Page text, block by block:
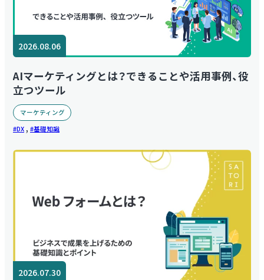
2026.08.06
AIマーケティングとは？できることや活用事例、役
立つツール
マーケティング
DX , 基礎知識
2026.07.30